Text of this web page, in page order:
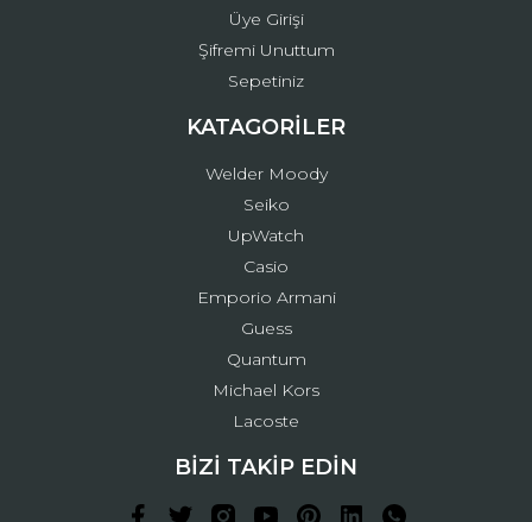
Üye Girişi
Şifremi Unuttum
Sepetiniz
KATAGORİLER
Welder Moody
Seiko
UpWatch
Casio
Emporio Armani
Guess
Quantum
Michael Kors
Lacoste
BİZİ TAKİP EDİN